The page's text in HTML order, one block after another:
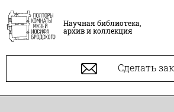
Научная библиотека,
архив и коллекция
Сделать